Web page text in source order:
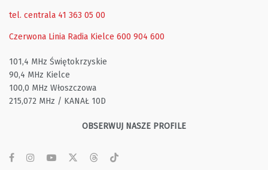
tel. centrala 41 363 05 00
Czerwona Linia Radia Kielce 600 904 600
101,4 MHz Świętokrzyskie
90,4 MHz Kielce
100,0 MHz Włoszczowa
215,072 MHz / KANAŁ 10D
OBSERWUJ NASZE PROFILE